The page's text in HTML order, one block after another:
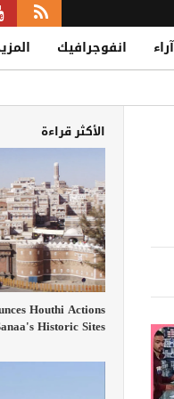
آراء انفوجرافيك
الأكثر قراءة
Houthi Actions
Historic Sites